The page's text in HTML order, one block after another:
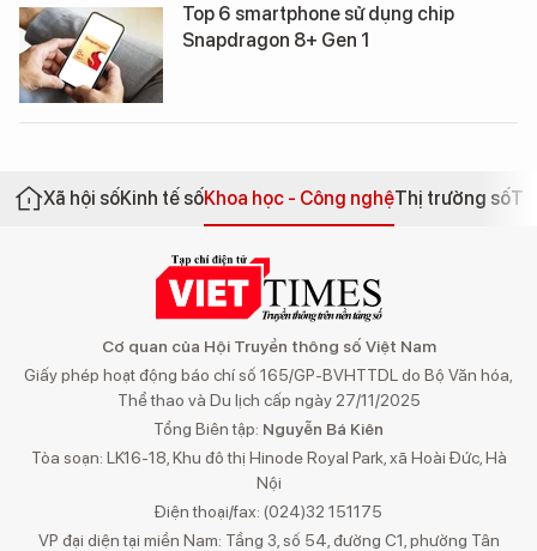
Top 6 smartphone sử dụng chip
Snapdragon 8+ Gen 1
Xã hội sốKinh tế sốKhoa học - Công nghệThị trường số
Cơ quan của Hội Truyền thông số Việt Nam
Giấy phép hoạt động báo chí số 165/GP-BVHTTDL do Bộ Văn hóa,
Thể thao và Du lịch cấp ngày 27/11/2025
Tổng Biên tập: Nguyễn Bá Kiên
Tòa soạn: LK16-18, Khu đô thị Hinode Royal Park, xã Hoài Đức, Hà
Nội
Điện thoại/fax: (024)32 151175
VP đại diện tại miền Nam: Tầng 3, số 54, đường C1, phường Tân